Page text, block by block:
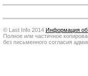
© Last Info 2014 Информация об
Полное или частичное
без письменного согласия